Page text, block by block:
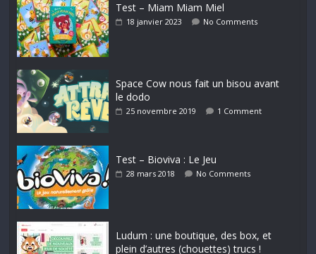
Test – Miam Miam Miel
18 janvier 2023 No Comments
Space Cow nous fait un bisou avant
le dodo
25 novembre 2019 1 Comment
Test – Bioviva : Le Jeu
28 mars 2018 No Comments
Ludum : une boutique, des box, et
plein d’autres (chouettes) trucs !